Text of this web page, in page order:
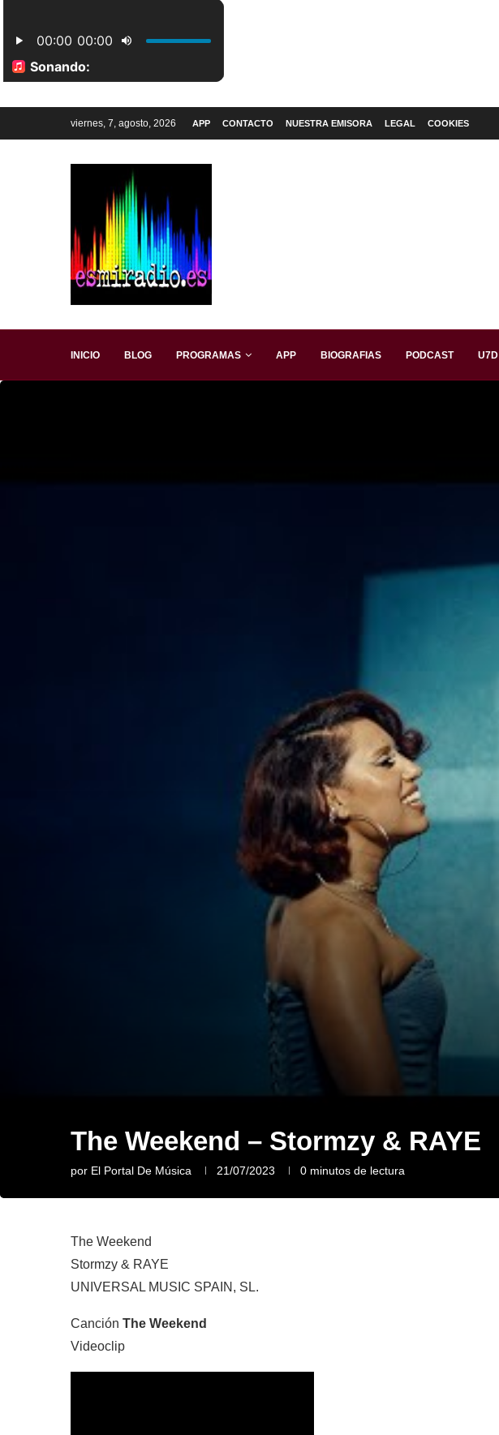
viernes, 7, agosto, 2026 APP CONTACTO NUESTRA EMISORA LEGAL COOKIES
INICIO BLOG PROGRAMAS APP BIOGRAFIAS PODCAST U7D
The Weekend – Stormzy & RAYE
por El Portal De Música 21/07/2023 0 minutos de lectura
The Weekend
Stormzy & RAYE
UNIVERSAL MUSIC SPAIN, SL.
Canción The Weekend
Videoclip